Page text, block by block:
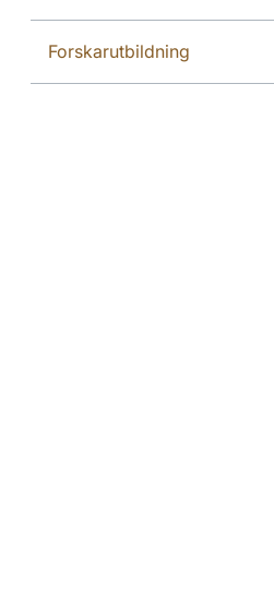
Forskarutbildning